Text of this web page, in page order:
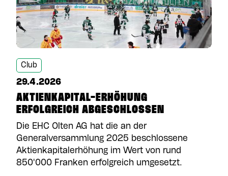
Club
29.4.2026
AKTIENKAPITAL-ERHÖHUNG
ERFOLGREICH ABGESCHLOSSEN
Die EHC Olten AG hat die an der
Generalversammlung 2025 beschlossene
Aktienkapitalerhöhung im Wert von rund
850'000 Franken erfolgreich umgesetzt.